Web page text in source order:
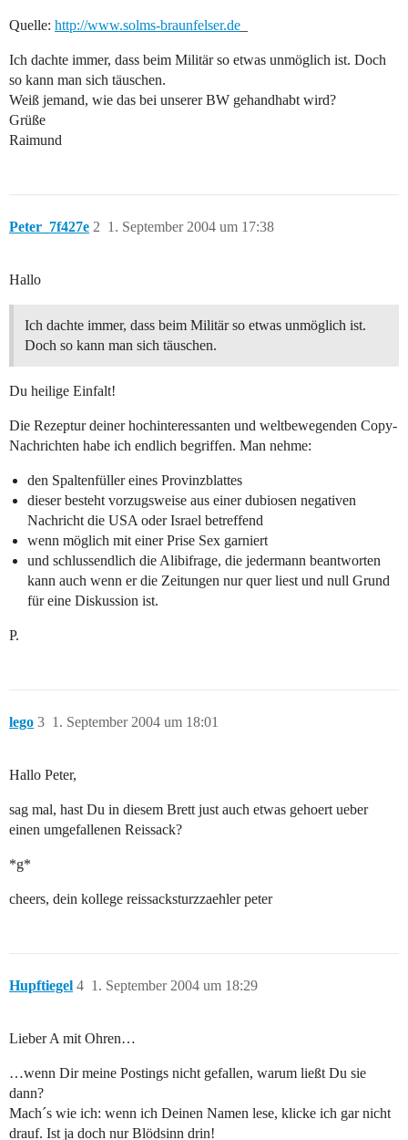
Quelle: http://www.solms-braunfelser.de
Ich dachte immer, dass beim Militär so etwas unmöglich ist. Doch
so kann man sich täuschen.
Weiß jemand, wie das bei unserer BW gehandhabt wird?
Grüße
Raimund
Peter_7f427e 1. September 2004 um 17:38
2
Hallo
Ich dachte immer, dass beim Militär so etwas unmöglich ist.
Doch so kann man sich täuschen.
Du heilige Einfalt!
Die Rezeptur deiner hochinteressanten und weltbewegenden Copy-
Nachrichten habe ich endlich begriffen. Man nehme:
den Spaltenfüller eines Provinzblattes
dieser besteht vorzugsweise aus einer dubiosen negativen
Nachricht die USA oder Israel betreffend
wenn möglich mit einer Prise Sex garniert
und schlussendlich die Alibifrage, die jedermann beantworten
kann auch wenn er die Zeitungen nur quer liest und null Grund
für eine Diskussion ist.
P.
lego 1. September 2004 um 18:01
3
Hallo Peter,
sag mal, hast Du in diesem Brett just auch etwas gehoert ueber
einen umgefallenen Reissack?
*g*
cheers, dein kollege reissacksturzzaehler peter
Hupftiegel 1. September 2004 um 18:29
4
Lieber A mit Ohren…
…wenn Dir meine Postings nicht gefallen, warum ließt Du sie
dann?
Mach´s wie ich: wenn ich Deinen Namen lese, klicke ich gar nicht
drauf. Ist ja doch nur Blödsinn drin!